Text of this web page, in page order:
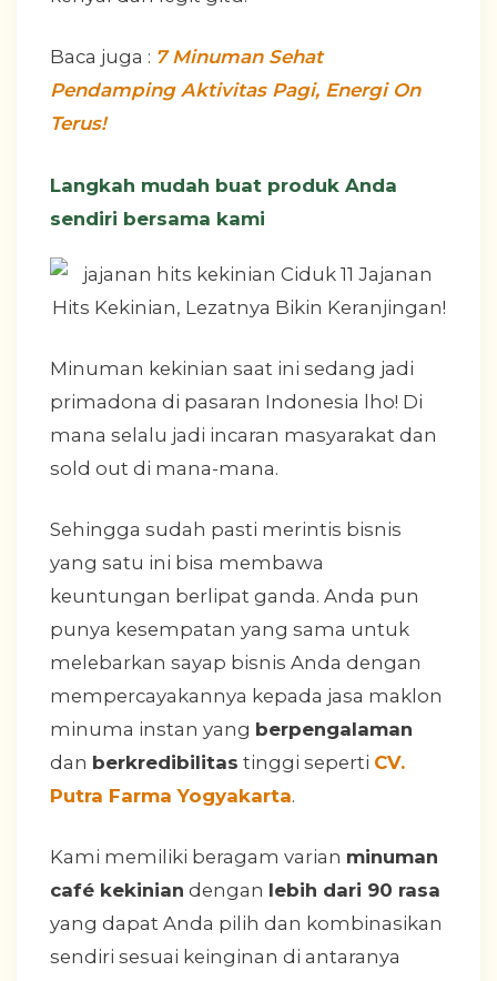
Baca juga : 7 Minuman Sehat
Pendamping Aktivitas Pagi, Energi On
Terus!
Langkah mudah buat produk Anda
sendiri bersama kami
Minuman kekinian saat ini sedang jadi
primadona di pasaran Indonesia lho! Di
mana selalu jadi incaran masyarakat dan
sold out di mana-mana.
Sehingga sudah pasti merintis bisnis
yang satu ini bisa membawa
keuntungan berlipat ganda. Anda pun
punya kesempatan yang sama untuk
melebarkan sayap bisnis Anda dengan
mempercayakannya kepada jasa maklon
minuma instan yang berpengalaman
dan berkredibilitas tinggi seperti CV.
Putra Farma Yogyakarta.
Kami memiliki beragam varian minuman
café kekinian dengan lebih dari 90 rasa
yang dapat Anda pilih dan kombinasikan
sendiri sesuai keinginan di antaranya